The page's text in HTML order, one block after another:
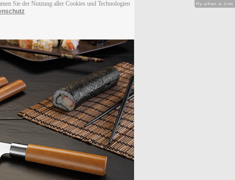
Sie der Nutzung aller Cookies und Technologien
Hy-phen-a-tion